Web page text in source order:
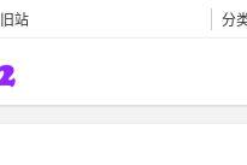
旧站 分